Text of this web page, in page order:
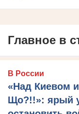
Главное в
В России
«Над Киевом
Що?!!»: ярый